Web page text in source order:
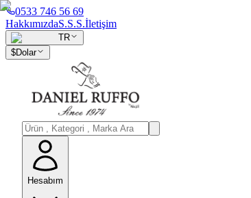
0533 746 56 69
HakkımızdaS.S.S.İletişim
TR
$Dolar
Hesabım